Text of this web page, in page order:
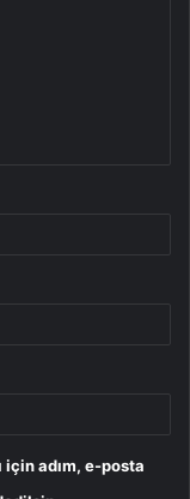
için adım, e-posta